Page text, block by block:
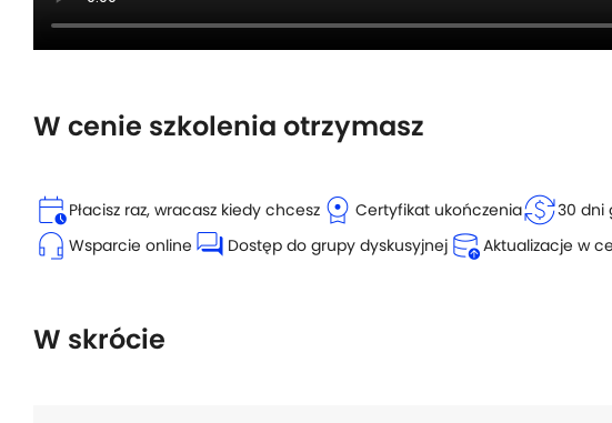
W cenie szkolenia otrzymasz
calendar_clockPłacisz raz, wracasz kiedy chcesz license Certyfikat ukończeniacurrency_exchange30 dni
headset_mic Wsparcie online forum Dostęp do grupy dyskusyjnej database_uploadAktualizacje w
W skrócie